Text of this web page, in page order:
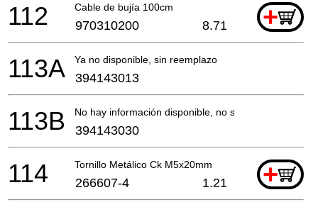
Cable de bujía 100cm +
112 970310200 8.71
Ya no disponible, sin reemplazo
113A 394143013
No hay información disponible, no se puede pedir
113B 394143030
Tornillo Metálico Ck M5x20mm +
114 266607-4 1.21